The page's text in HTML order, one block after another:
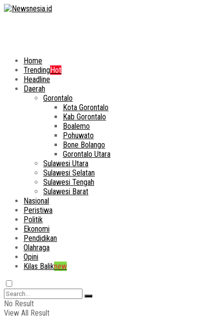
Home
TrendingHot
Headline
Daerah
Gorontalo
Kota Gorontalo
Kab Gorontalo
Boalemo
Pohuwato
Bone Bolango
Gorontalo Utara
Sulawesi Utara
Sulawesi Selatan
Sulawesi Tengah
Sulawesi Barat
Nasional
Peristiwa
Politik
Ekonomi
Pendidikan
Olahraga
Opini
Kilas Baliknew
No Result
View All Result